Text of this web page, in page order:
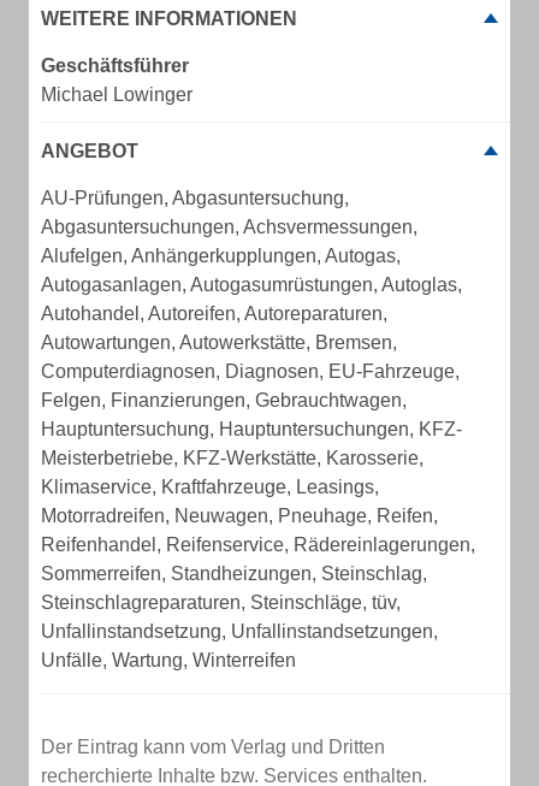
WEITERE INFORMATIONEN
Geschäftsführer
Michael Lowinger
ANGEBOT
AU-Prüfungen, Abgasuntersuchung,
Abgasuntersuchungen, Achsvermessungen,
Alufelgen, Anhängerkupplungen, Autogas,
Autogasanlagen, Autogasumrüstungen, Autoglas,
Autohandel, Autoreifen, Autoreparaturen,
Autowartungen, Autowerkstätte, Bremsen,
Computerdiagnosen, Diagnosen, EU-Fahrzeuge,
Felgen, Finanzierungen, Gebrauchtwagen,
Hauptuntersuchung, Hauptuntersuchungen, KFZ-
Meisterbetriebe, KFZ-Werkstätte, Karosserie,
Klimaservice, Kraftfahrzeuge, Leasings,
Motorradreifen, Neuwagen, Pneuhage, Reifen,
Reifenhandel, Reifenservice, Rädereinlagerungen,
Sommerreifen, Standheizungen, Steinschlag,
Steinschlagreparaturen, Steinschläge, tüv,
Unfallinstandsetzung, Unfallinstandsetzungen,
Unfälle, Wartung, Winterreifen
Der Eintrag kann vom Verlag und Dritten
recherchierte Inhalte bzw. Services enthalten.